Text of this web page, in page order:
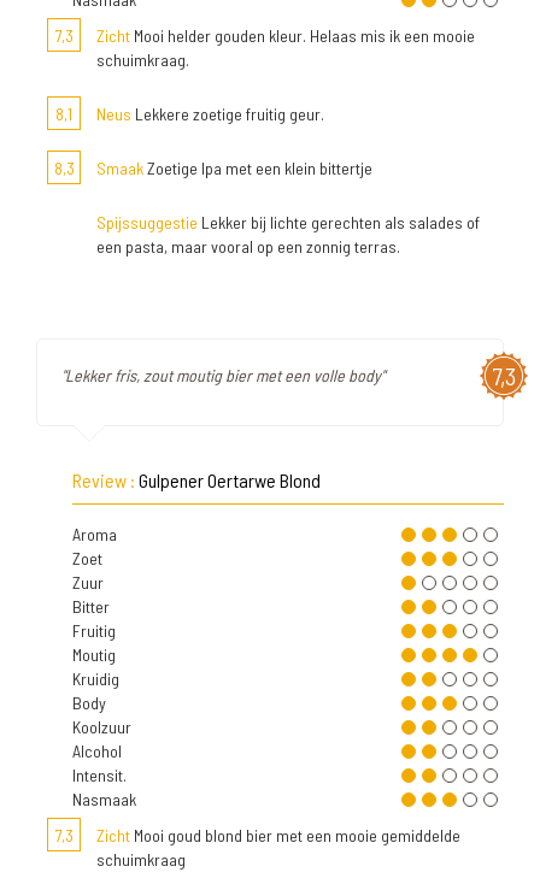
7,3
Zicht Mooi helder gouden kleur. Helaas mis ik een mooie
schuimkraag.
8,1 Neus Lekkere zoetige fruitig geur.
8,3 SmaakZoetige Ipa met een klein bittertje
Spijssuggestie Lekker bij lichte gerechten als salades of
een pasta, maar vooral op een zonnig terras.
7,3
"Lekker fris, zout moutig bier met een volle body"
Review : Gulpener Oertarwe Blond
Aroma
Zoet
Zuur
Bitter
Fruitig
Moutig
Kruidig
Body
Koolzuur
Alcohol
Intensit.
Nasmaak
7,3
Zicht Mooi goud blond bier met een mooie gemiddelde
schuimkraag